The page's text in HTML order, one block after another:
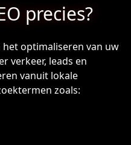
precies?
het optimaliseren van uw
verkeer, leads en
vanuit lokale
zoals: